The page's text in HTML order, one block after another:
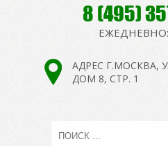
8 (495)
ЕЖЕДНЕВНО:
АДРЕС Г.МОСКВА,
ДОМ 8, СТР. 1